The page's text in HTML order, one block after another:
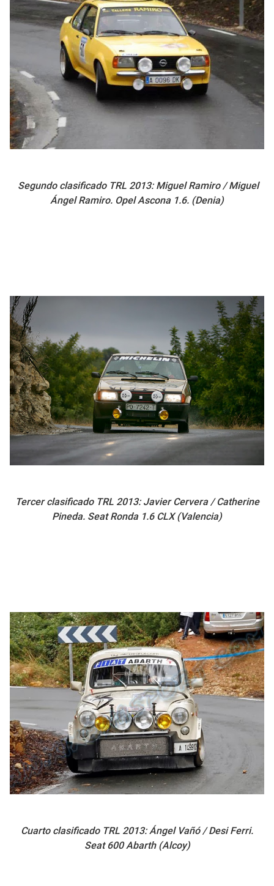
Segundo clasificado TRL 2013: Miguel Ramiro / Miguel
Ángel Ramiro. Opel Ascona 1.6. (Denia)
Tercer clasificado TRL 2013: Javier Cervera / Catherine
Pineda. Seat Ronda 1.6 CLX (Valencia)
Cuarto clasificado TRL 2013: Ángel Vañó / Desi Ferri.
Seat 600 Abarth (Alcoy)